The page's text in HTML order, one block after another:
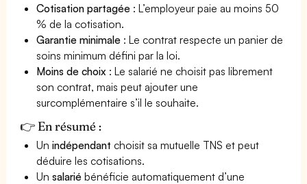
Cotisation partagée : L’employeur paie au moins 50
% de la cotisation.
Garantie minimale : Le contrat respecte un panier de
soins minimum défini par la loi.
Moins de choix : Le salarié ne choisit pas librement
son contrat, mais peut ajouter une
surcomplémentaire s’il le souhaite.
👉 En résumé :
Unindépendant choisit sa mutuelle TNS et peut
déduire les cotisations.
Unsalarié bénéficie automatiquement d’une